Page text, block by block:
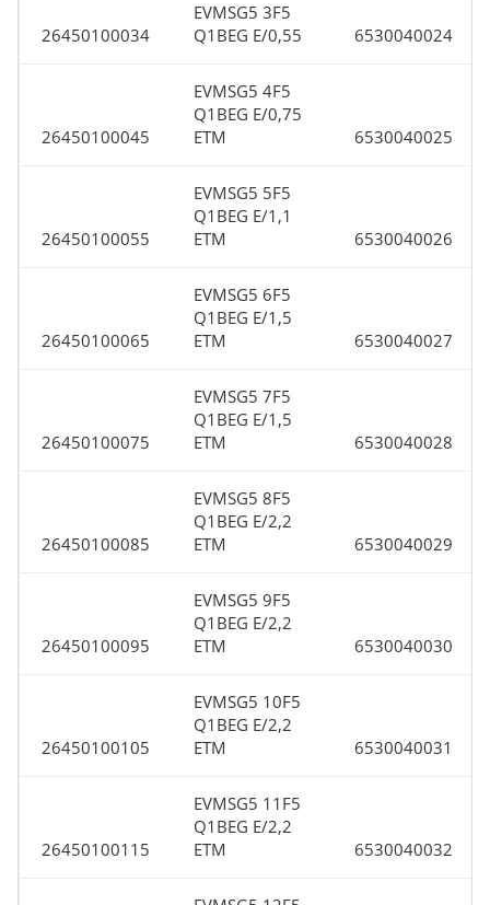
26450100034
EVMSG5 3F5
Q1BEG E/0,55
6530040024
26450100045
EVMSG5 4F5
Q1BEG E/0,75
ETM
6530040025
26450100055
EVMSG5 5F5
Q1BEG E/1,1
ETM
6530040026
26450100065
EVMSG5 6F5
Q1BEG E/1,5
ETM
6530040027
26450100075
EVMSG5 7F5
Q1BEG E/1,5
ETM
6530040028
26450100085
EVMSG5 8F5
Q1BEG E/2,2
ETM
6530040029
26450100095
EVMSG5 9F5
Q1BEG E/2,2
ETM
6530040030
26450100105
EVMSG5 10F5
Q1BEG E/2,2
ETM
6530040031
26450100115
EVMSG5 11F5
Q1BEG E/2,2
ETM
6530040032